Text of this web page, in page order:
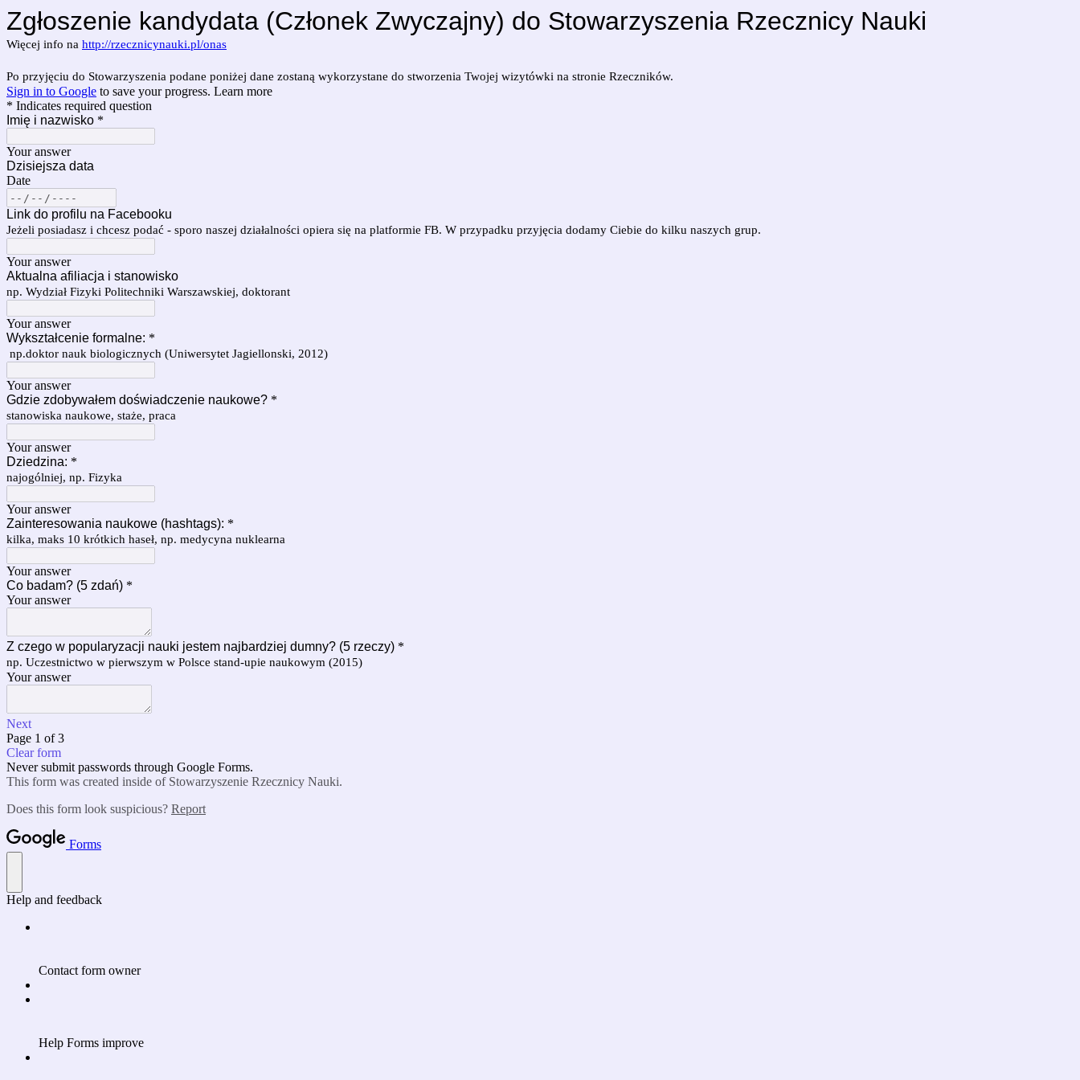
Zgłoszenie kandydata (Członek Zwyczajny) do Stowarzyszenia Rzecznicy Nauki
Więcej info na http://rzecznicynauki.pl/onas
Po przyjęciu do Stowarzyszenia podane poniżej dane zostaną wykorzystane do stworzenia Twojej wizytówki na stronie Rzeczników.
Sign in to Google to save your progress. Learn more
* Indicates required question
Imię i nazwisko *
Your answer
Dzisiejsza data
Date
Link do profilu na Facebooku
Jeżeli posiadasz i chcesz podać - sporo naszej działalności opiera się na platformie FB. W przypadku przyjęcia dodamy Ciebie do kilku naszych grup.
Your answer
Aktualna afiliacja i stanowisko
np. Wydział Fizyki Politechniki Warszawskiej, doktorant
Your answer
Wykształcenie formalne: *
np.doktor nauk biologicznych (Uniwersytet Jagiellonski, 2012)
Your answer
Gdzie zdobywałem doświadczenie naukowe? *
stanowiska naukowe, staże, praca
Your answer
Dziedzina: *
najogólniej, np. Fizyka
Your answer
Zainteresowania naukowe (hashtags): *
kilka, maks 10 krótkich haseł, np. medycyna nuklearna
Your answer
Co badam? (5 zdań) *
Your answer
Z czego w popularyzacji nauki jestem najbardziej dumny? (5 rzeczy) *
np. Uczestnictwo w pierwszym w Polsce stand-upie naukowym (2015)
Your answer
Next
Page 1 of 3
Clear form
Never submit passwords through Google Forms.
This form was created inside of Stowarzyszenie Rzecznicy Nauki.
Does this form look suspicious? Report
Forms
Help and feedback
Contact form owner
Help Forms improve